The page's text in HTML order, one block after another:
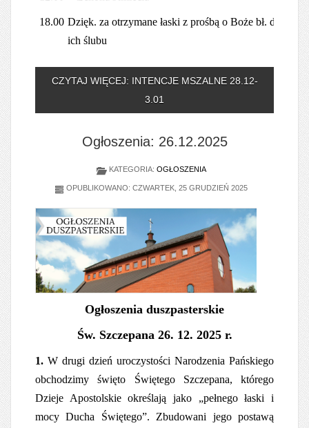
18.00 Dzięk. za otrzymane łaski z prośbą o Boże bł. dla
ich ślubu
CZYTAJ WIĘCEJ: INTENCJE MSZALNE 28.12-
3.01
Ogłoszenia: 26.12.2025
KATEGORIA: OGŁOSZENIA
OPUBLIKOWANO: CZWARTEK, 25 GRUDZIEŃ 2025
Ogłoszenia duszpasterskie
Św. Szczepana 26. 12. 2025 r.
1. W drugi dzień uroczystości Narodzenia Pańskiego
obchodzimy święto Świętego Szczepana, którego
Dzieje Apostolskie określają jako „pełnego łaski i
mocy Ducha Świętego”. Zbudowani jego postawą